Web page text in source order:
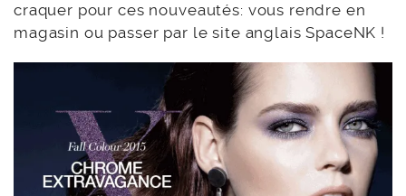
craquer pour ces nouveautés: vous rendre en
magasin ou passer par le site anglais SpaceNK !